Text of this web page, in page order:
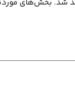
شد. بخش‌های